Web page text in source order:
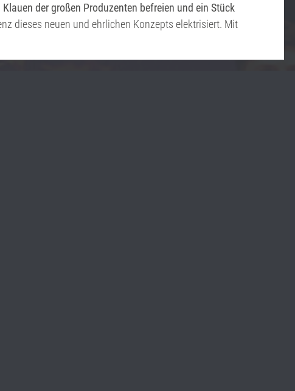
der großen Produzenten befreien und ein Stück
dieses neuen und ehrlichen Konzepts elektrisiert. Mit